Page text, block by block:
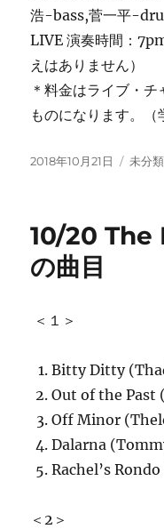
浩-bass,菅一平-
LIVE 演奏時間：
えはありません）
＊料金はライブ・
ものになります。（
投
2018年10月21日
カ
ー
未分類
10/20 The
の曲目
＜１＞
Bitty Ditty
Out of the Past
Off Minor
Dalarna
Rachel’s
＜2＞